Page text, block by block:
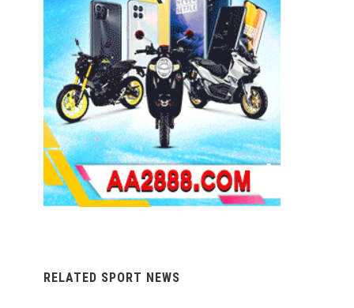
RELATED SPORT NEWS